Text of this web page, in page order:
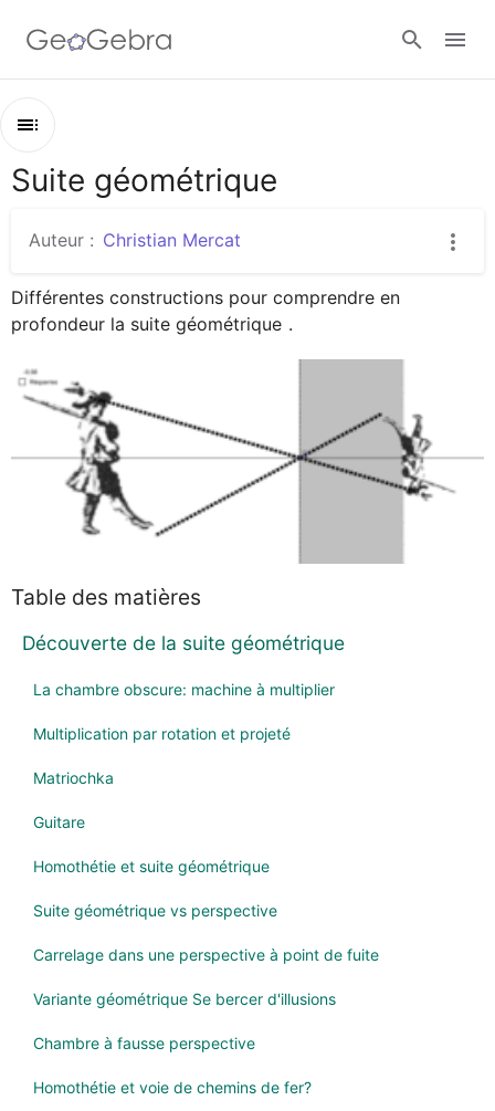
Google Classroom
Classe GeoGebra
Contenu
Somme d'une suite géométrique
Suite géométrique complexe
Fractales
Suite géométrique
Auteur : Christian Mercat
Différentes constructions pour comprendre en
profondeur la suite géométrique .
Table des matières
Découverte de la suite géométrique
La chambre obscure: machine à multiplier
Multiplication par rotation et projeté
Matriochka
Guitare
Homothétie et suite géométrique
Suite géométrique vs perspective
Carrelage dans une perspective à point de fuite
Variante géométrique Se bercer d'illusions
Chambre à fausse perspective
Homothétie et voie de chemins de fer?